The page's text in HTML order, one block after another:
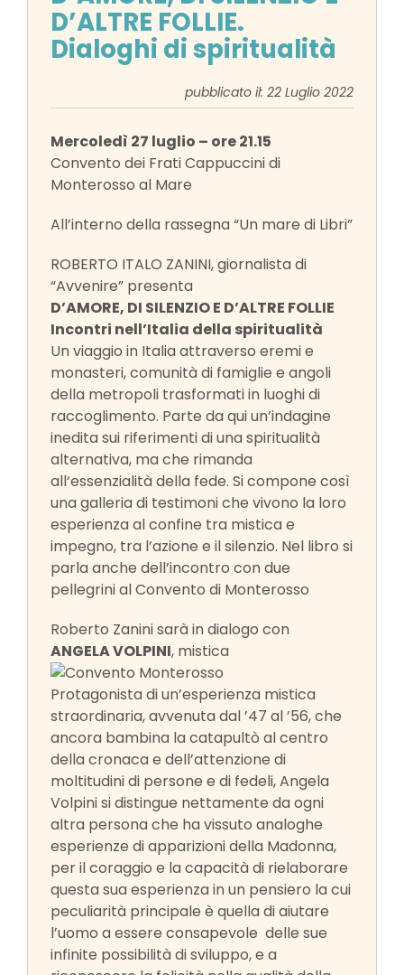
D’ALTRE FOLLIE.
Dialoghi di spiritualità
pubblicato il: 22 Luglio 2022
Mercoledì 27 luglio – ore 21.15
Convento dei Frati Cappuccini di
Monterosso al Mare
All’interno della rassegna “Un mare di Libri”
ROBERTO ITALO ZANINI, giornalista di
“Avvenire” presenta
D’AMORE, DI SILENZIO E D’ALTRE FOLLIE
Incontri nell’Italia della spiritualità
Un viaggio in Italia attraverso eremi e
monasteri, comunità di famiglie e angoli
della metropoli trasformati in luoghi di
raccoglimento. Parte da qui un’indagine
inedita sui riferimenti di una spiritualità
alternativa, ma che rimanda
all‘essenzialità della fede. Si compone così
una galleria di testimoni che vivono la loro
esperienza al confine tra mistica e
impegno, tra l’azione e il silenzio. Nel libro si
parla anche dell’incontro con due
pellegrini al Convento di Monterosso
Roberto Zanini sarà in dialogo con
ANGELA VOLPINI, mistica
Protagonista di un’esperienza mistica
straordinaria, avvenuta dal ’47 al ’56, che
ancora bambina la catapultò al centro
della cronaca e dell’attenzione di
moltitudini di persone e di fedeli, Angela
Volpini si distingue nettamente da ogni
altra persona che ha vissuto analoghe
esperienze di apparizioni della Madonna,
per il coraggio e la capacità di rielaborare
questa sua esperienza in un pensiero la cui
peculiarità principale è quella di aiutare
l’uomo a essere consapevole delle sue
infinite possibilità di sviluppo, e a